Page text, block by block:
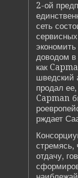
2-ой
сеть
доводом в
как
шве­дский
продал
Capman
рждает
стремясь,
отдачу,